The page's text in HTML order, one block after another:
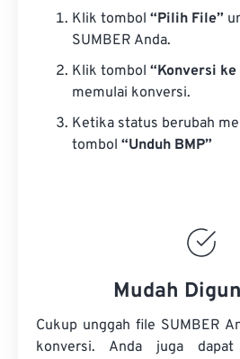
Klik tombol “Pilih File”
SUMBER Anda.
Klik tombol “Konversi ke
memulai konversi.
Ketika status berubah
tombol “Unduh BMP”
Mudah
Cukup unggah file SUMBER
konversi. Anda juga